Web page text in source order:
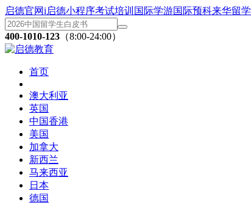
启德官网i启德小程序考试培训 国际学游国际预科来华留学
400-1010-123 （8:00-24:00）
首页
澳大利亚
英国
中国香港
美国
加拿大
新西兰
马来西亚
日本
德国